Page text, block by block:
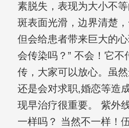
素脱失，表现为大小不
斑表面光滑，边界清楚，
但会给患者带来巨大的
会传染吗？” 不会！它不
传，大家可以放心。虽
还是会对求职,婚恋等造
现早治疗很重要。 紫外
一样吗？ 当然不一样！